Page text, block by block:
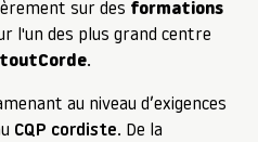
sur des formations
l'un des plus grand centre
.
au niveau d’exigences
CQP cordiste. De la